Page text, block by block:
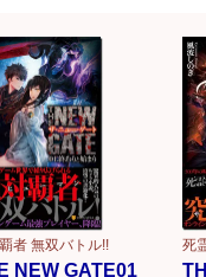
者 無双バトル!!
NEW GATE01
死